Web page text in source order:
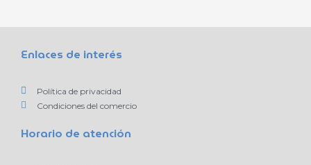
Enlaces de interés
Política de privacidad
Condiciones del comercio
Horario de atención